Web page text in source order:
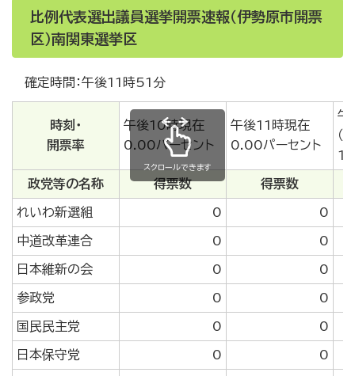
比例代表選出議員選挙開票速報（伊勢原市開票
区）南関東選挙区
確定時間：午後11時51分
時刻・
開票率
午後10時現在
0.00パーセント
午後11時現在
0.00パーセント
午
（
政党等の名称 得票数 得票数
れいわ新選組 0 0
中道改革連合 0 0
日本維新の会 0 0
参政党 0 0
国民民主党 0 0
日本保守党 0 0
スクロールできます